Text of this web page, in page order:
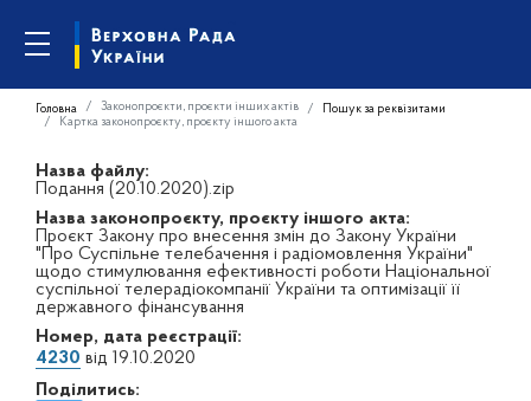
Головна Законопроєкти, проєкти інших актів
Пошук за реквізитами
Картка законопроєкту, проєкту іншого акта
Назва файлу:
Подання (20.10.2020).zip
Назва законопроєкту, проєкту іншого акта:
Проєкт Закону про внесення змін до Закону України
"Про Суспільне телебачення і радіомовлення України"
щодо стимулювання ефективності роботи Національної
суспільної телерадіокомпанії України та оптимізації її
державного фінансування
Номер, дата реєстрації:
4230 від 19.10.2020
Поділитись: